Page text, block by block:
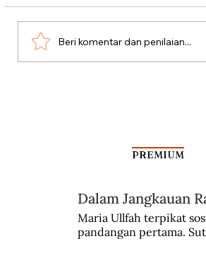
Beri komentar dan penilaian...
PREMIUM
Dalam Jangkauan
Maria Ullfah terpikat
pandangan pertama.